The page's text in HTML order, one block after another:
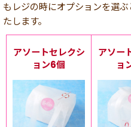
もレジの時にオプションを選
たします。
アソートセレクシ
ョン6個
アソー
ョ